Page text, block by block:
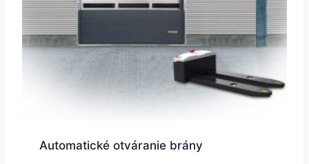
Automatické otváranie brány